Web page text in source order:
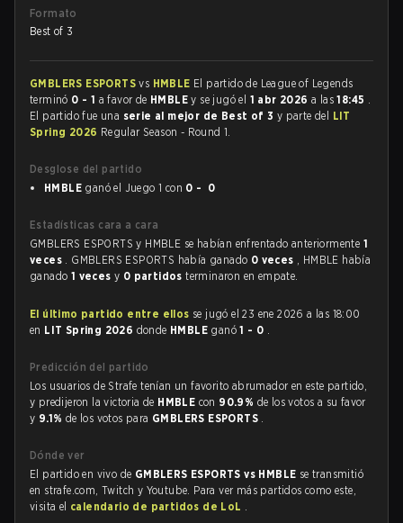
Formato
Best of 3
GMBLERS ESPORTSvs HMBLE El partido de League of Legends
terminó 0 - 1 a favor de HMBLEy se jugó el 1 abr 2026a las18:45 .
El partido fue una serie al mejor de Best of 3 y parte del LIT
Spring 2026 Regular Season - Round 1.
Desglose del partido
HMBLE ganó el Juego 1 con 0 - 0
Estadísticas cara a cara
GMBLERS ESPORTS y HMBLE se habían enfrentado anteriormente 1
veces . GMBLERS ESPORTS había ganado 0 veces , HMBLE había
ganado 1 vecesy 0 partidosterminaron en empate.
El último partido entre ellos se jugó el 23 ene 2026 a las 18:00
en LIT Spring 2026 donde HMBLE ganó1 - 0 .
Predicción del partido
Los usuarios de Strafe tenían un favorito abrumador en este partido,
y predijeron la victoria de HMBLE con 90.9% de los votos a su favor
y 9.1% de los votos para GMBLERS ESPORTS .
Dónde ver
El partido en vivo de GMBLERS ESPORTS vs HMBLE se transmitió
en strafe.com, Twitch y Youtube. Para ver más partidos como este,
visita el calendario de partidos de LoL .